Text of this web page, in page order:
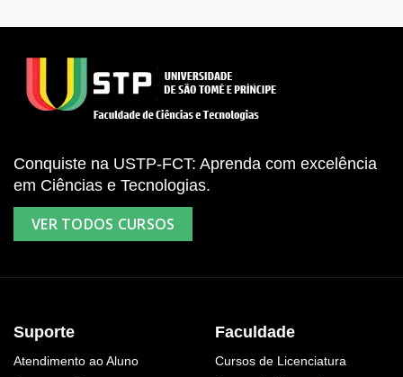
Conquiste na USTP-FCT: Aprenda com excelência
em Ciências e Tecnologias.
VER TODOS CURSOS
Suporte
Atendimento ao Aluno
Faculdade
Cursos de Licenciatura